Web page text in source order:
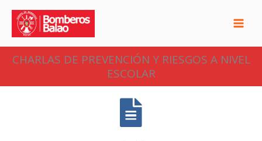
contenido
CHARLAS DE PREVENCIÓN Y RIESGOS A NIVEL
ESCOLAR